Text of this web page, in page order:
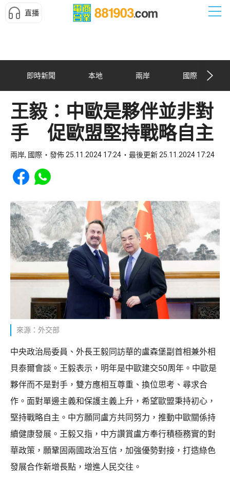
直播
即時新聞 本地 兩岸 國際
王毅：中歐是夥伴並非對
手 促歐盟堅持戰略自主
兩岸, 國際 發佈 25.11.2024 17:24 最後更新 25.11.2024 17:24
Share to Facebook
Share to WhatsApp
來源：外交部
中央政治局委員、外長王毅同訪華的盧森堡副首相兼外相
貝泰爾會談。王毅表示，明年是中歐建交50周年。中歐是
夥伴而不是對手，雙方應相互尊重、換位思考、尋求合
作。面對單邊主義和保護主義上升，希望歐盟秉持初心，
堅持戰略自主。中方願同盧方共同努力，推動中歐關係持
續健康發展。王毅又指，中方讚賞盧方奉行積極務實的對
華政策，願鞏固兩國政治互信，加強優勢對接，打造綠色
發展合作新增長點，增進人民交往。